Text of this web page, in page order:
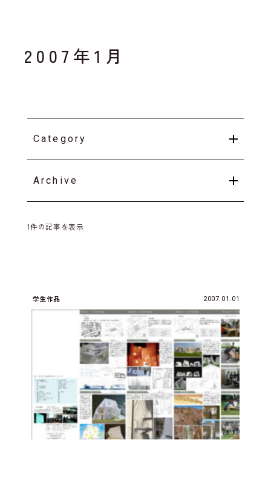
2007年1月
Category
Archive
1件の記事を表示
学生作品 2007.01.01